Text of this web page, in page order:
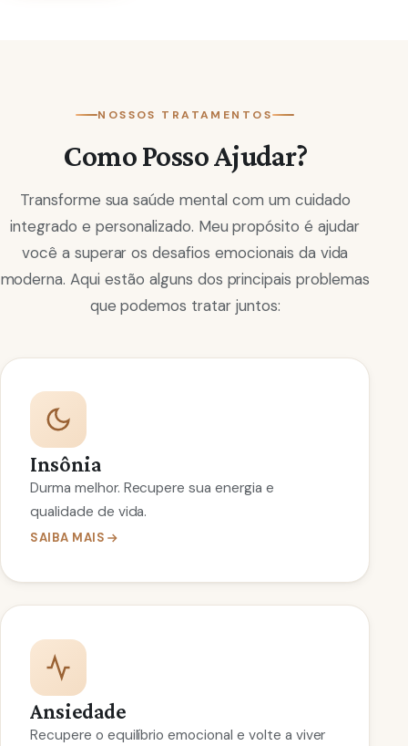
NOSSOS TRATAMENTOS
Como Posso Ajudar?
Transforme sua saúde mental com um cuidado
integrado e personalizado. Meu propósito é ajudar
você a superar os desafios emocionais da vida
moderna. Aqui estão alguns dos principais problemas
que podemos tratar juntos:
Insônia
Durma melhor. Recupere sua energia e
qualidade de vida.
SAIBA MAIS
Ansiedade
Recupere o equilíbrio emocional e volte a viver